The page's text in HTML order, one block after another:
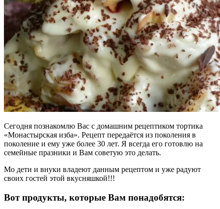
Сегодня познакомлю Вас с домашним рецептиком тортика
«Монастырская изба». Рецепт передаётся из поколения в
поколение и ему уже более 30 лет. Я всегда его готовлю на
семейные празники и Вам советую это делать.
Мо дети и внуки владеют данным рецептом и уже радуют
своих гостей этой вкусняшкой!!!
Вот продукты, которые Вам понадобятся: